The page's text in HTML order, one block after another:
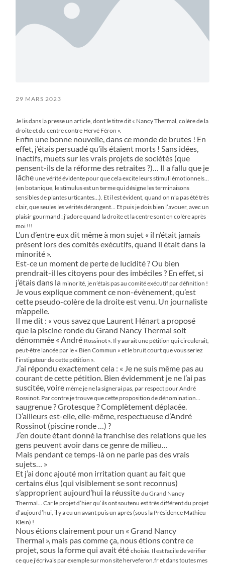
29 MARS 2023
Je lis dans la presse un article, dont le titre dit « Nancy Thermal, colère de la
droite et du centre contre Hervé Féron ».
Enfin une bonne nouvelle, dans ce monde de brutes ! En
effet, j’étais persuadé qu’ils étaient morts ! Sans idées,
inactifs, muets sur les vrais projets de sociétés (que
pensent-ils de la réforme des retraites ?)… Il a fallu que je
lâcheune vérité évidente pour que cela excite leurs stimuli émotionnels…
(en botanique, le stimulus est un terme quidésigne les terminaisons
sensibles de plantes urticantes…). Et il est évident, quand on n’a pas été très
clair, que seules les vérités dérangent… Et puis je dois bien l’avouer, avec un
plaisir gourmand : j’adore quand la droite et la centre sonten colère après
moi !!!
L’un d’entre eux dit même à mon sujet « il n’était jamais
présent lors des comités exécutifs, quand il était dans la
minorité ».
Est-ce un moment de perte de lucidité ? Ou bien
prendrait-il les citoyens pour des imbéciles ? En effet, si
j’étais dans laminorité, je n’étais pas au comité exécutif par définition !
Je vous explique comment ce non-évènement, qu’est
cette pseudo-colère de la droite est venu. Un journaliste
m’appelle.
Il me dit : « vous savez que Laurent Hénart a proposé
que la piscine ronde du Grand Nancy Thermal soit
dénommée « André Rossinot ». Il y aurait une pétition qui circulerait,
peut-être lancée par le « Bien Commun » et le bruit court que vous seriez
l’instigateurde cette pétition ».
J’ai répondu exactement cela : « Je ne suis même pas au
courant de cette pétition. Bien évidemment je ne l’ai pas
suscitée, voiremême je ne la signerai pas, par respect pour André
Rossinot. Par contre je trouve que cette proposition de dénomination…
saugrenue ? Grotesque ? Complètement déplacée.
D’ailleurs est-elle, elle-même, respectueuse d’André
Rossinot (piscine ronde …) ?
J’en doute étant donné la franchise des relations que les
gens peuvent avoir dans ce genre de milieu…
Mais pendant ce temps-là on ne parle pas des vrais
sujets… »
Et j’ai donc ajouté mon irritation quant au fait que
certains élus (qui visiblement se sont reconnus)
s’approprient aujourd’hui la réussitedu Grand Nancy
Thermal… Car le projet d’hier qu’ils ont soutenu est très différent du projet
d’aujourd’hui, il y a eu un avant puis unaprès (sous la Présidence Mathieu
Klein) !
Nous étions clairement pour un « Grand Nancy
Thermal », mais pas comme ça, nous étions contre ce
projet, sous la forme qui avait étéchoisie. Il est facile de vérifier
ce que j’écrivais par exemple sur mon site herveferon.fr et dans toutes mes